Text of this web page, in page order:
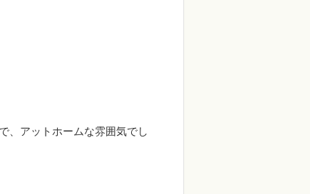
、アットホームな雰囲気でし